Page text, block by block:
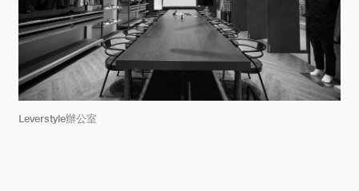
Leverstyle辦公室